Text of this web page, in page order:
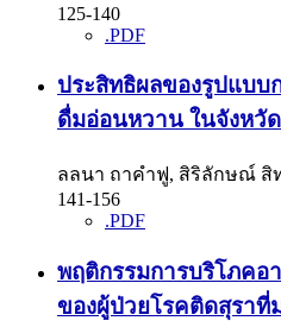
125-140
.PDF
ประสิทธิผลของรูปแบบ
ดื่มอ่อนหวาน ในจังหวั
ลลนา ถาคำฟู, สิริลักษณ์ สิ
141-156
.PDF
พฤติกรรมการบริโภคอ
ของผู้ป่วยโรคติดสุราที่